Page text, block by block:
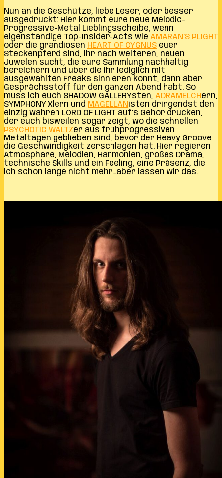
Nun an die Geschütze, liebe Leser, oder besser
ausgedrückt: Hier kommt eure neue Melodic-
Progressive-Metal Lieblingsscheibe, wenn
eigenständige Top-Insider-Acts wie AMARAN’S PLIGHT
oder die grandiosen HEART OF CYGNUS euer
Steckenpferd sind, ihr nach weiteren, neuen
Juwelen sucht, die eure Sammlung nachhaltig
bereichern und über die ihr lediglich mit
ausgewählten Freaks sinnieren könnt, dann aber
Gesprächsstoff für den ganzen Abend habt. So
muss ich euch SHADOW GALLERYsten, ADRAMELCHern,
SYMPHONY Xlern und MAGELLANisten dringendst den
einzig wahren LORD OF LIGHT auf’s Gehör drücken,
der euch bisweilen sogar zeigt, wo die schnellen
PSYCHOTIC WALTZer aus frühprogressiven
Metaltagen geblieben sind, bevor der Heavy Groove
die Geschwindigkeit zerschlagen hat. Hier regieren
Atmosphäre, Melodien, Harmonien, großes Drama,
technische Skills und ein Feeling, eine Präsenz, die
ich schon lange nicht mehr…aber lassen wir das.